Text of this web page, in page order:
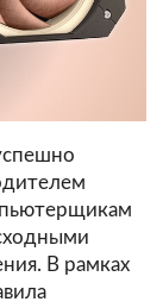
В рамках